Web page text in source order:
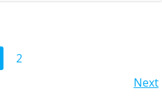
Page
2
Next